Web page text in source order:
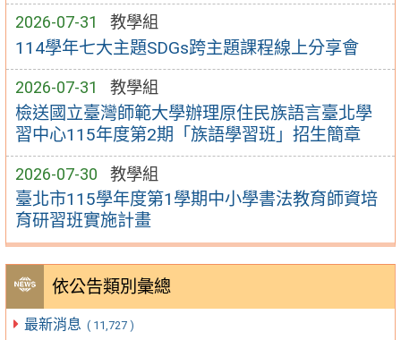
2026-07-31 教學組
114學年七大主題SDGs跨主題課程線上分享會
2026-07-31 教學組
檢送國立臺灣師範大學辦理原住民族語言臺北學
習中心115年度第2期「族語學習班」招生簡章
2026-07-30 教學組
臺北市115學年度第1學期中小學書法教育師資培
育研習班實施計畫
依公告類別彙總
最新消息 ( 11,727 )